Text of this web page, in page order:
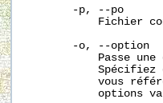
       -p, --po
Fichier
       -o, --option
Passe une
Spécifiez
vous
options